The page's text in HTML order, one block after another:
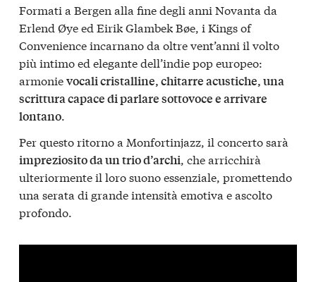
Formati a Bergen alla fine degli anni Novanta da
Erlend Øye ed Eirik Glambek Bøe, i Kings of
Convenience incarnano da oltre vent’anni il volto
più intimo ed elegante dell’indie pop europeo:
armonievocali cristalline, chitarre acustiche, una
scrittura capace di parlare sottovoce e arrivare
lontano.
Per questo ritorno a Monfortinjazz, il concerto sarà
impreziosito da un trio d’archi, che arricchirà
ulteriormente il loro suono essenziale, promettendo
una serata di grande intensità emotiva e ascolto
profondo.